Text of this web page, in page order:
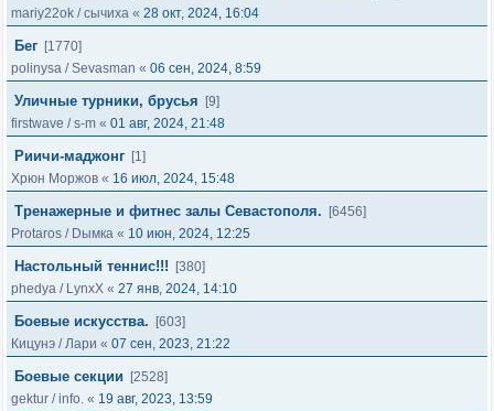
mariy22ok /сычиха « 28 окт, 2024, 16:04
Бег [1770]
polinysa /Sevasman « 06 сен, 2024, 8:59
Уличные турники, брусья
[9]
firstwave /s-m « 01 авг, 2024, 21:48
Риичи-маджонг [1]
Хрюн Моржов « 16 июл, 2024, 15:48
Тренажерные и фитнес залы Севастополя.
[6456]
Protaros / Dымка « 10 июн, 2024, 12:25
Настольный теннис!!!
[380]
phedya / LynxX « 27 янв, 2024, 14:10
Боевые искусства.
[603]
Кицунэ /Лари « 07 сен, 2023, 21:22
Боевые секции
[2528]
gektur /info. « 19 авг, 2023, 13:59